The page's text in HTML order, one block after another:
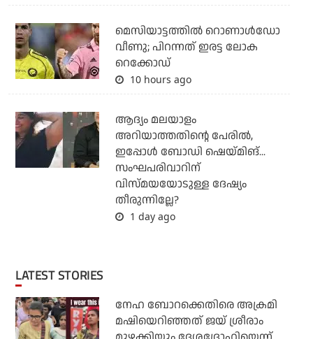
മെസിയാട്ടത്തില്‍ റൊണാള്‍ഡോ
വീണു; പിറന്നത് ഇരട്ട ലോക
റെക്കോഡ്
10 hours ago
ആദ്യം മലയാളം
അറിയാത്തതിന്റെ പേരില്‍,
ഇപ്പോള്‍ ബോഡി ഷെയ്മിങ്...
സംഘപരിവാറിന്
വിസ്മയയോടുള്ള ദേഷ്യം
തീരുന്നില്ലേ?
1 day ago
LATEST STORIES
നേഹ ബോറക്കെതിരെ അക്രമി
മഷിയെറിഞ്ഞത് ജയ് ശ്രീരാം